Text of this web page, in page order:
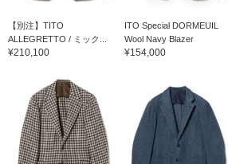
【別注】TITO
ALLEGRETTO / ミック...
¥210,100
ITO Special DORMEUIL
Wool Navy Blazer
¥154,000